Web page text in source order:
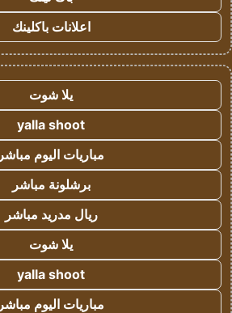
اعلانات باكلينك
يلا شوت
yalla shoot
مباريات اليوم مباشر
برشلونة مباشر
ريال مدريد مباشر
يلا شوت
yalla shoot
مباريات اليوم مباشر